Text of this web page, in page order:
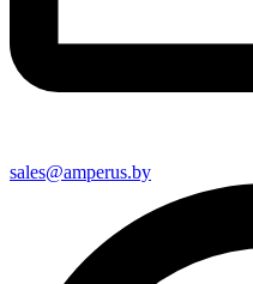
sales@amperus.by